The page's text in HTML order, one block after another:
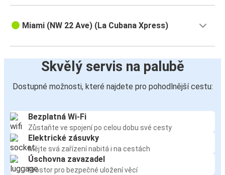
Miami (NW 22 Ave) (La Cubana Xpress)
Skvělý servis na palubě
Dostupné možnosti, které najdete pro pohodlnější cestu:
Bezplatná Wi-Fi
Zůstaňte ve spojení po celou dobu své cesty
Elektrické zásuvky
Mějte svá zařízení nabitá i na cestách
Úschovna zavazadel
Prostor pro bezpečné uložení věcí